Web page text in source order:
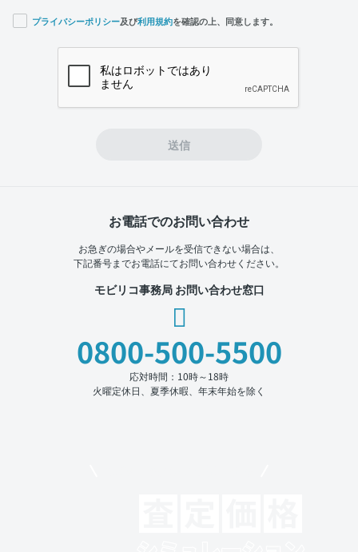
プライバシーポリシー及び利用規約を確認の上、同意します。
送信
お電話でのお問い合わせ
お急ぎの場合やメールを受信できない場合は、
下記番号までお電話にてお問い合わせください。
モビリコ事務局 お問い合わせ窓口
0800-500-5500
応対時間：10時～18時
火曜定休日、夏季休暇、年末年始を除く